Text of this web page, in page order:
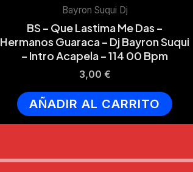
Bayron Suqui Dj
BS – Que Lastima Me Das –
Hermanos Guaraca – Dj Bayron Suqui
– Intro Acapela – 114 00 Bpm
3,00 €
AÑADIR AL CARRITO